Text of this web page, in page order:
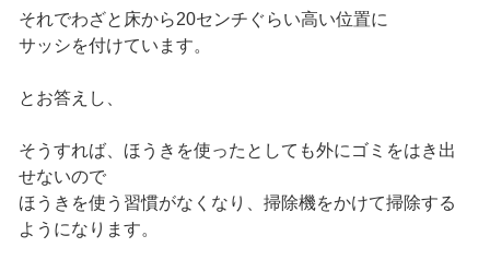
それでわざと床から20センチぐらい高い位置に
サッシを付けています。
とお答えし、
そうすれば、ほうきを使ったとしても外にゴミをはき出
せないので
ほうきを使う習慣がなくなり、掃除機をかけて掃除する
ようになります。